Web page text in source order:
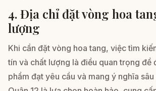
4. Địa chỉ đặt vòng hoa
lượng
Khi cần đặt vòng hoa tang, việc tìm
tín và chất lượng là điều quan trọng để
phẩm đạt yêu cầu và mang ý nghĩa